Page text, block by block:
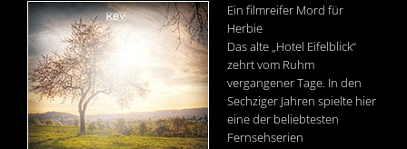
Ein filmreifer Mord für
Herbie
Das alte „Hotel Eifelblick“
zehrt vom Ruhm
vergangener Tage. In den
Sechziger Jahren spielte hier
eine der beliebtesten
Fernsehserien